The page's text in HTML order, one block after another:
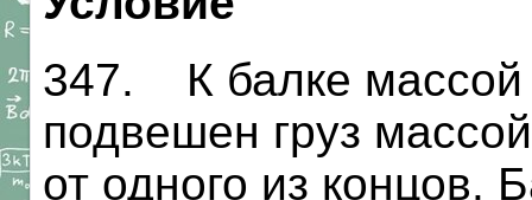
347. К балке массой
подвешен груз
от одного из концов.